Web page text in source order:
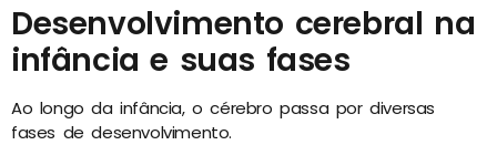
Desenvolvimento cerebral na
infância e suas fases
Ao longo da infância, o cérebro passa por diversas
fases de desenvolvimento.